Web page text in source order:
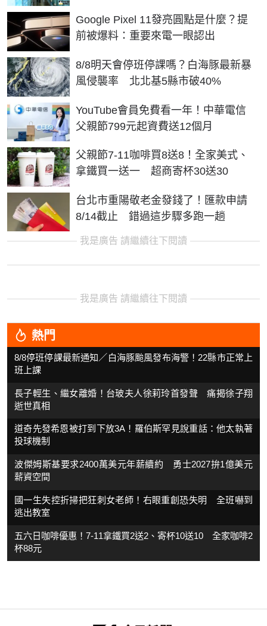
Google Pixel 11發亮圓點是什麼？提
前被爆料：重要來電一眼認出
8/8明天會停班停課嗎？白海豚最新暴
風侵襲率 北北基5縣市破40%
YouTube會員免費看一年！中華電信
父親節799元起資費送12個月
父親節7-11咖啡買8送8！全家美式、
拿鐵買一送一 超商寄杯30送30
台北市重陽敬老金發錢了！匯款申請
8/14截止 錯過這步驟多跑一趟
我是廣告 請繼續往下閱讀
我是廣告 請繼續往下閱讀
熱門
8/8停班停課最新通知／白海豚颱風發布海警！22縣市正常上
班上課
長子輕生、繼女離婚！台玻夫人徐莉玲首發聲 痛揭徐子翔
逝世真相
道奇先發希恩被打到下放3A！羅伯斯罕見說重話：他太執著
投球機制
波傑姆斯基要求2400萬美元年薪續約 勇士2027拚1億美元
薪資空間
國一生失控折掃把狂刺女老師！右眼重創恐失明 全班嚇到
逃出教室
五六日咖啡優惠！7-11拿鐵買2送2、寄杯10送10 全家咖啡2
杯88元